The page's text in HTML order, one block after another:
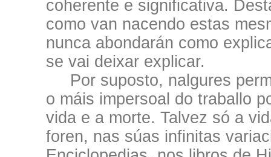
coherente e significativa.
como van nacendo estas
nunca abondarán como
se vai deixar explicar.
Por suposto, nalgures
o máis impersoal do traballo
vida e a morte. Talvez só a
foren, nas súas infinitas